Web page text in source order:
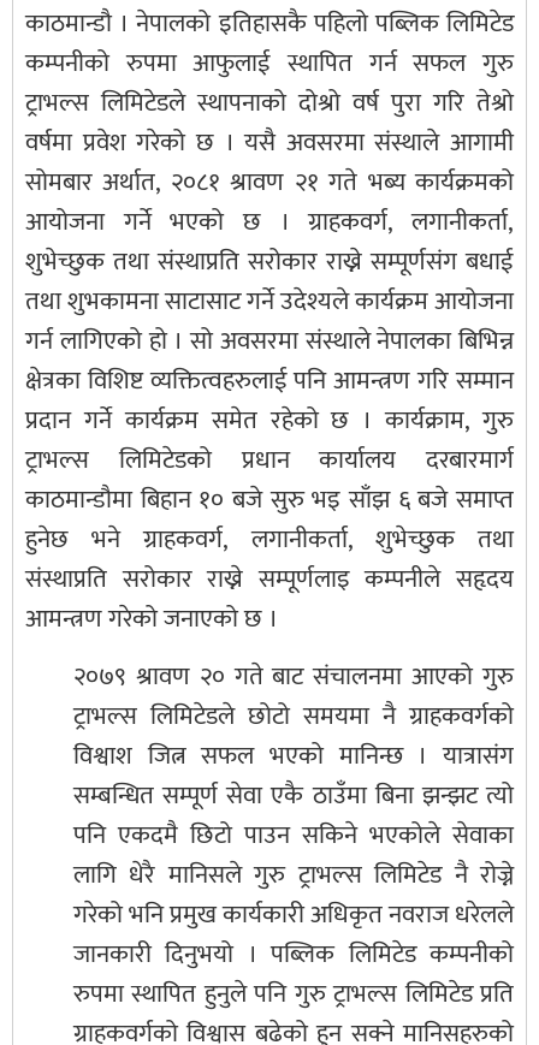
काठमान्डौ । नेपालको इतिहासकै पहिलो पब्लिक लिमिटेड
कम्पनीको रुपमा आफुलाई स्थापित गर्न सफल गुरु
ट्राभल्स लिमिटेडले स्थापनाको दोश्रो वर्ष पुरा गरि तेश्रो
वर्षमा प्रवेश गरेको छ । यसै अवसरमा संस्थाले आगामी
सोमबार अर्थात, २०८१ श्रावण २१ गते भब्य कार्यक्रमको
आयोजना गर्ने भएको छ । ग्राहकवर्ग, लगानीकर्ता,
शुभेच्छुक तथा संस्थाप्रति सरोकार राख्ने सम्पूर्णसंग बधाई
तथा शुभकामना साटासाट गर्ने उदेश्यले कार्यक्रम आयोजना
गर्न लागिएको हो । सो अवसरमा संस्थाले नेपालका बिभिन्न
क्षेत्रका विशिष्ट व्यक्तित्वहरुलाई पनि आमन्त्रण गरि सम्मान
प्रदान गर्ने कार्यक्रम समेत रहेको छ । कार्यक्राम, गुरु
ट्राभल्स लिमिटेडको प्रधान कार्यालय दरबारमार्ग
काठमान्डौमा बिहान १० बजे सुरु भइ साँझ ६ बजे समाप्त
हुनेछ भने ग्राहकवर्ग, लगानीकर्ता, शुभेच्छुक तथा
संस्थाप्रति सरोकार राख्ने सम्पूर्णलाइ कम्पनीले सहृदय
आमन्त्रण गरेको जनाएको छ ।
२०७९ श्रावण २० गते बाट संचालनमा आएको गुरु
ट्राभल्स लिमिटेडले छोटो समयमा नै ग्राहकवर्गको
विश्वाश जित्न सफल भएको मानिन्छ । यात्रासंग
सम्बन्धित सम्पूर्ण सेवा एकै ठाउँमा बिना झन्झट त्यो
पनि एकदमै छिटो पाउन सकिने भएकोले सेवाका
लागि धेरै मानिसले गुरु ट्राभल्स लिमिटेड नै रोज्ने
गरेको भनि प्रमुख कार्यकारी अधिकृत नवराज धरेलले
जानकारी दिनुभयो । पब्लिक लिमिटेड कम्पनीको
रुपमा स्थापित हुनुले पनि गुरु ट्राभल्स लिमिटेड प्रति
ग्राहकवर्गको विश्वास बढेको हुन सक्ने मानिसहरुको